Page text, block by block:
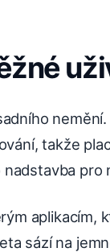
takže
pro
aplikacím,
sází na